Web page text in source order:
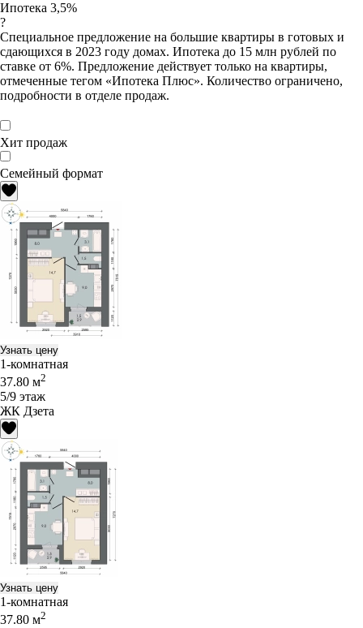
Ипотека 3,5%
?
Специальное предложение на большие квартиры в готовых и
сдающихся в 2023 году домах. Ипотека до 15 млн рублей по
ставке от 6%. Предложение действует только на квартиры,
отмеченные тегом «Ипотека Плюс». Количество ограничено,
подробности в отделе продаж.
Хит продаж
Семейный формат
Узнать цену
1-комнатная
37.80 м2
5/9 этаж
ЖК Дзета
Узнать цену
1-комнатная
37.80 м2